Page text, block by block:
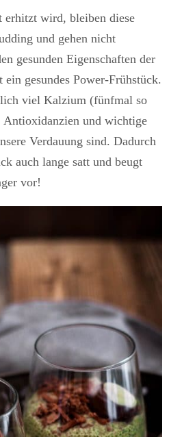
erhitzt wird, bleiben diese
und gehen nicht
gesunden Eigenschaften der
gesundes Power-Frühstück.
viel Kalzium (fünfmal so
und wichtige
Verdauung sind. Dadurch
auch lange satt und beugt
vor!